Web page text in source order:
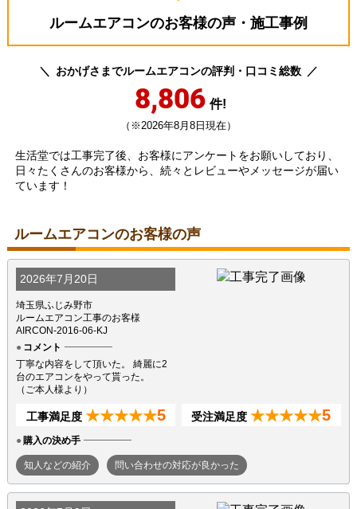
ルームエアコンのお客様の声・施工事例
おかげさまでルームエアコンの評判・口コミ総数
8,806 件!
（※2026年8月8日現在）
生活堂では工事完了後、お客様にアンケートをお願いしており、
日々たくさんのお客様から、続々とレビューやメッセージが届い
ています！
ルームエアコンのお客様の声
2026年7月20日
埼玉県ふじみ野市
ルームエアコン工事のお客様
AIRCON-2016-06-KJ
コメント
丁寧な内容をして頂いた。 綺麗に2
台のエアコンをやって貰った。
（ご本人様より）
工事満足度 ★★★★★5 受注満足度 ★★★★★5
購入の決め手
知人などの紹介 問い合わせの対応が良かった